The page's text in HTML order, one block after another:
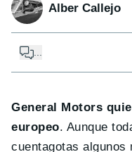
Alber Callejo
...
General Motors
europeo. Aunque
cuentagotas